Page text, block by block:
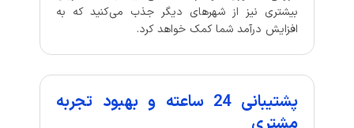
بیشتری نیز از شهرهای دیگر جذب می‌کنید که به
افزایش درآمد شما کمک خواهد کرد.
پشتیبانی 24 ساعته و بهبود تجربه